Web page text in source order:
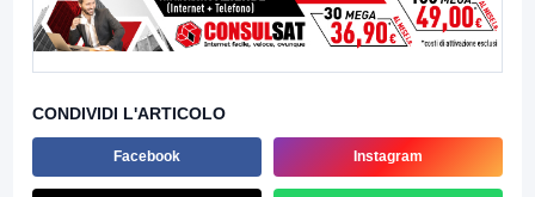
CONDIVIDI L'ARTICOLO
Facebook Instagram